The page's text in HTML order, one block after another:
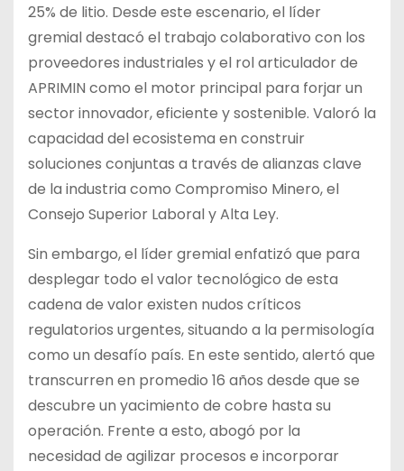
25% de litio. Desde este escenario, el líder
gremial destacó el trabajo colaborativo con los
proveedores industriales y el rol articulador de
APRIMIN como el motor principal para forjar un
sector innovador, eficiente y sostenible. Valoró la
capacidad del ecosistema en construir
soluciones conjuntas a través de alianzas clave
de la industria como Compromiso Minero, el
Consejo Superior Laboral y Alta Ley.
Sin embargo, el líder gremial enfatizó que para
desplegar todo el valor tecnológico de esta
cadena de valor existen nudos críticos
regulatorios urgentes, situando a la permisología
como un desafío país. En este sentido, alertó que
transcurren en promedio 16 años desde que se
descubre un yacimiento de cobre hasta su
operación. Frente a esto, abogó por la
necesidad de agilizar procesos e incorporar